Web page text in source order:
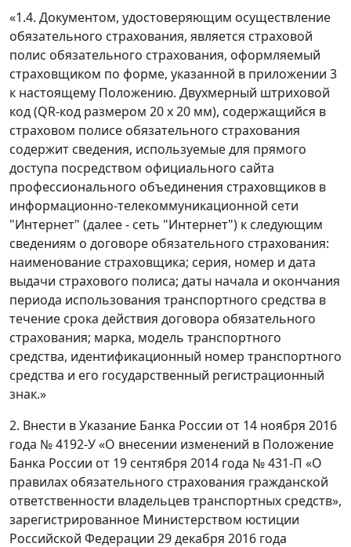
«1.4. Документом, удостоверяющим осуществление
обязательного страхования, является страховой
полис обязательного страхования, оформляемый
страховщиком по форме, указанной в приложении 3
к настоящему Положению. Двухмерный штриховой
код (QR-код размером 20 x 20 мм), содержащийся в
страховом полисе обязательного страхования
содержит сведения, используемые для прямого
доступа посредством официального сайта
профессионального объединения страховщиков в
информационно-телекоммуникационной сети
"Интернет" (далее - сеть "Интернет") к следующим
сведениям о договоре обязательного страхования:
наименование страховщика; серия, номер и дата
выдачи страхового полиса; даты начала и окончания
периода использования транспортного средства в
течение срока действия договора обязательного
страхования; марка, модель транспортного
средства, идентификационный номер транспортного
средства и его государственный регистрационный
знак.»
2. Внести в Указание Банка России от 14 ноября 2016
года № 4192-У «О внесении изменений в Положение
Банка России от 19 сентября 2014 года № 431-П «О
правилах обязательного страхования гражданской
ответственности владельцев транспортных средств»,
зарегистрированное Министерством юстиции
Российской Федерации 29 декабря 2016 года